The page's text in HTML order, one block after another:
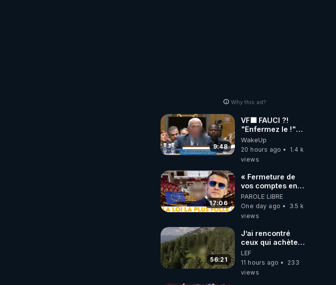
Why this ad?
9:48
VF🟩 FAUCI ?!
"Enfermez le !"
(Lock him up!) -
Quartz Traduction
WakeUp
20 hours ago
1.4 k
views
17:06
« Fermeture de
vos comptes en
banque ! » :
Macron impose
une loi folle !
PAROLE LIBRE
One day ago
3.5 k
views
56:21
J’ai rencontré
ceux qui achètent
des bunkers pour
survivre à la fin
du monde
LEF
11 hours ago
233
views